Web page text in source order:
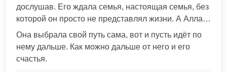
дослушав. Его ждала семья, настоящая семья, без
которой он просто не представлял жизни. А Алла…
Она выбрала свой путь сама, вот и пусть идёт по
нему дальше. Как можно дальше от него и его
счастья.